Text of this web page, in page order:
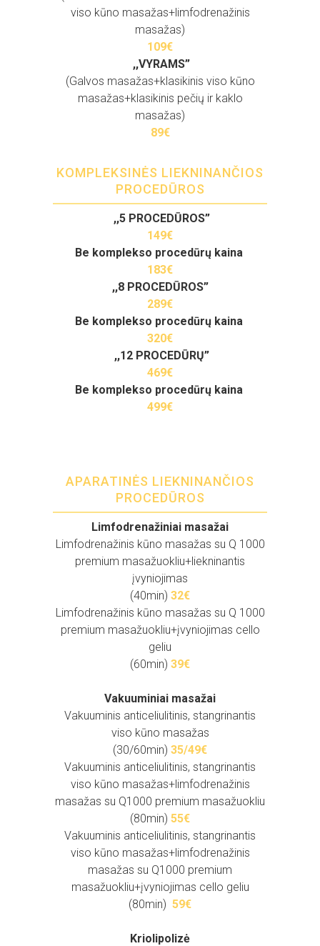
viso kūno masažas+limfodrenažinis
masažas)
109€
,,VYRAMS”
(Galvos masažas+klasikinis viso kūno
masažas+klasikinis pečių ir kaklo
masažas)
89€
KOMPLEKSINĖS LIEKNINANČIOS
PROCEDŪROS
,,5 PROCEDŪROS”
149€
Be komplekso procedūrų kaina
183€
,,8 PROCEDŪROS”
289€
Be komplekso procedūrų kaina
320€
,,12 PROCEDŪRŲ”
469€
Be komplekso procedūrų kaina
499€
APARATINĖS LIEKNINANČIOS
PROCEDŪROS
Limfodrenažiniai masažai
Limfodrenažinis kūno masažas su Q 1000
premium masažuokliu+liekninantis
įvyniojimas
(40min) 32€
Limfodrenažinis kūno masažas su Q 1000
premium masažuokliu+įvyniojimas cello
geliu
(60min) 39€
Vakuuminiai masažai
Vakuuminis anticeliulitinis, stangrinantis
viso kūno masažas
(30/60min) 35/49€
Vakuuminis anticeliulitinis, stangrinantis
viso kūno masažas+limfodrenažinis
masažas su Q1000 premium masažuokliu
(80min) 55€
Vakuuminis anticeliulitinis, stangrinantis
viso kūno masažas+limfodrenažinis
masažas su Q1000 premium
masažuokliu+įvyniojimas cello geliu
(80min) 59€
Kriolipolizė